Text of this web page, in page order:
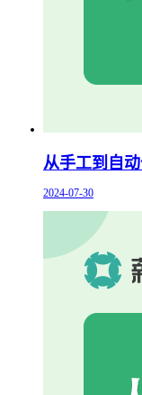
从手工到自
2024-07-30